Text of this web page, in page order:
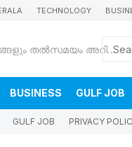
TECHNOLOGY
കുവൈറ്റിലെ വാർത്തകളും വിശേഷങ്ങളും തൽസമയം അറിയാൻ
BUSINESS GULF JOB
GULF JOB PRIVACY